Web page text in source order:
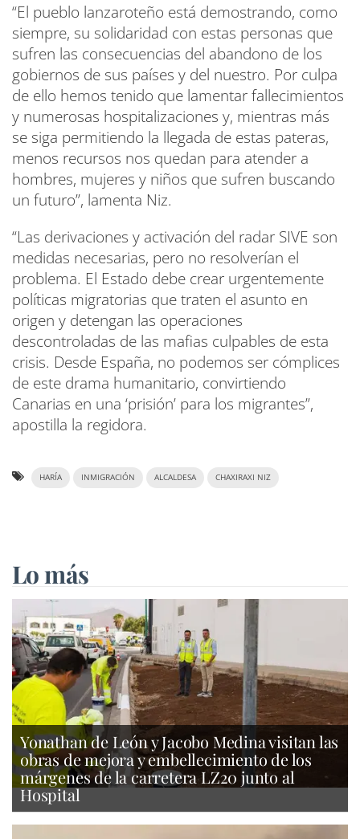
“El pueblo lanzaroteño está demostrando, como
siempre, su solidaridad con estas personas que
sufren las consecuencias del abandono de los
gobiernos de sus países y del nuestro. Por culpa
de ello hemos tenido que lamentar fallecimientos
y numerosas hospitalizaciones y, mientras más
se siga permitiendo la llegada de estas pateras,
menos recursos nos quedan para atender a
hombres, mujeres y niños que sufren buscando
un futuro”, lamenta Niz.
“Las derivaciones y activación del radar SIVE son
medidas necesarias, pero no resolverían el
problema. El Estado debe crear urgentemente
políticas migratorias que traten el asunto en
origen y detengan las operaciones
descontroladas de las mafias culpables de esta
crisis. Desde España, no podemos ser cómplices
de este drama humanitario, convirtiendo
Canarias en una ‘prisión’ para los migrantes”,
apostilla la regidora.
HARÍA INMIGRACIÓN ALCALDESA CHAXIRAXI NIZ
Lo más
Yonathan de León y Jacobo Medina visitan las
obras de mejora y embellecimiento de los
márgenes de la carretera LZ20 junto al
Hospital